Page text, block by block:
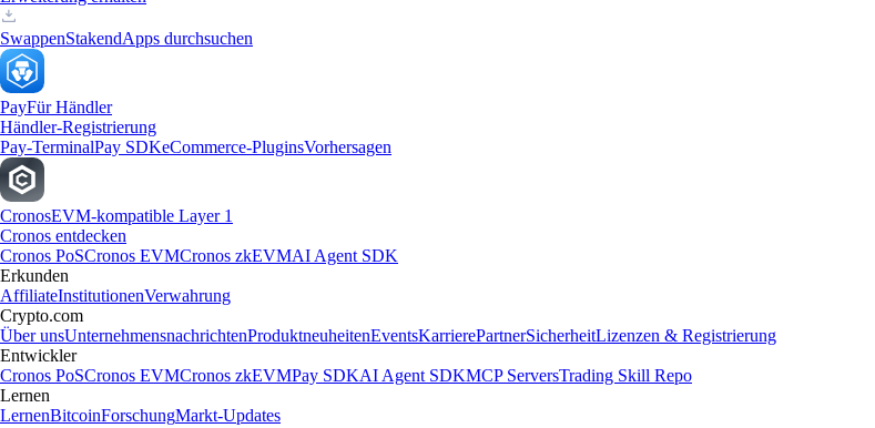
SwappenStakendApps durchsuchen
PayFür Händler
Händler-Registrierung
Pay-TerminalPay SDKeCommerce-PluginsVorhersagen
CronosEVM-kompatible Layer 1
Cronos entdecken
Cronos PoSCronos EVMCronos zkEVMAI Agent SDK
Erkunden
AffiliateInstitutionenVerwahrung
Crypto.com
Über unsUnternehmensnachrichtenProduktneuheitenEventsKarrierePartnerSicherheitLizenzen & Registrierung
Entwickler
Cronos PoSCronos EVMCronos zkEVMPay SDKAI Agent SDKMCP ServersTrading Skill Repo
Lernen
LernenBitcoinForschungMarkt-Updates